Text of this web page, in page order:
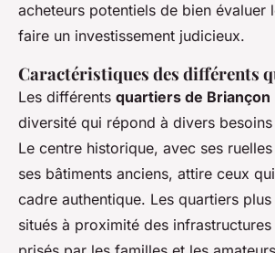
acheteurs potentiels de bien évaluer
faire un investissement judicieux.
Caractéristiques des différents
Les différents quartiers de Briançon
diversité qui répond à divers
Le centre historique, avec ses
ses bâtiments anciens, attire ceux
cadre authentique. Les quartiers
situés à proximité des